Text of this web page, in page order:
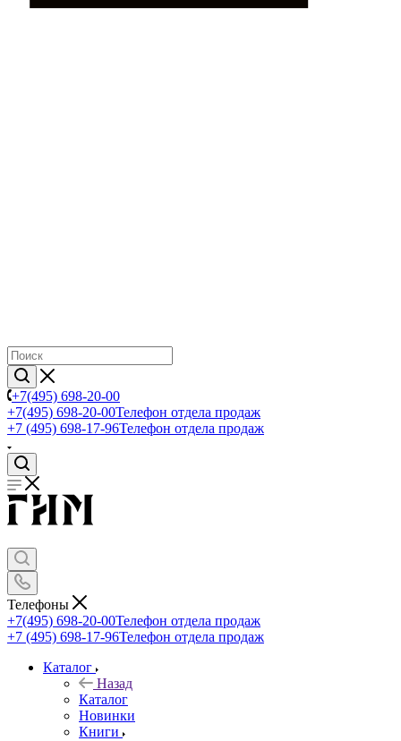
+7(495) 698-20-00
+7(495) 698-20-00Телефон отдела продаж
+7 (495) 698-17-96Телефон отдела продаж
Телефоны
+7(495) 698-20-00Телефон отдела продаж
+7 (495) 698-17-96Телефон отдела продаж
Каталог
Назад
Каталог
Новинки
Книги